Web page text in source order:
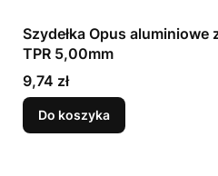
Szydełka Opus aluminiowe
TPR 5,00mm
Cena
9,74 zł
Do koszyka